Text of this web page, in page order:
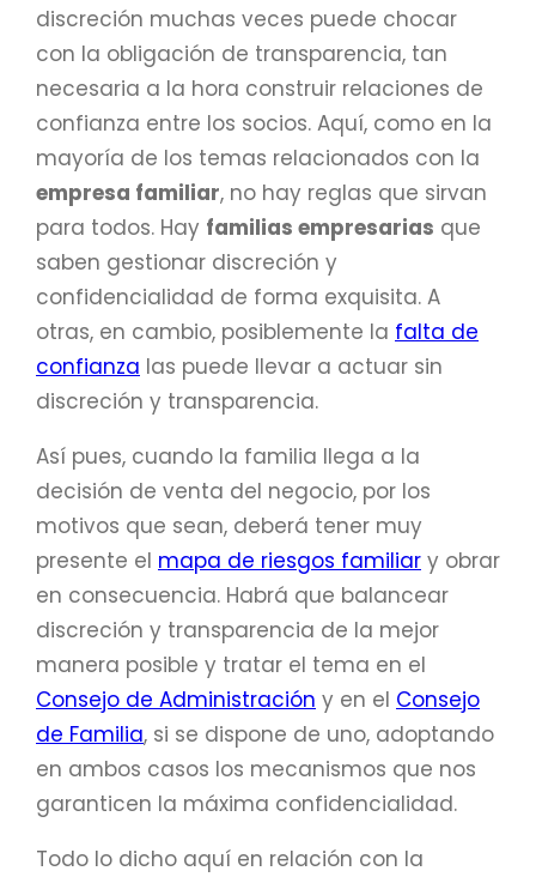
discreción muchas veces puede chocar
con la obligación de transparencia, tan
necesaria a la hora construir relaciones de
confianza entre los socios. Aquí, como en la
mayoría de los temas relacionados con la
empresa familiar, no hay reglas que sirvan
para todos. Hay familias empresarias que
saben gestionar discreción y
confidencialidad de forma exquisita. A
otras, en cambio, posiblemente la falta de
confianza las puede llevar a actuar sin
discreción y transparencia.
Así pues, cuando la familia llega a la
decisión de venta del negocio, por los
motivos que sean, deberá tener muy
presente el mapa de riesgos familiar y obrar
en consecuencia. Habrá que balancear
discreción y transparencia de la mejor
manera posible y tratar el tema en el
Consejo de Administración y en el Consejo
de Familia, si se dispone de uno, adoptando
en ambos casos los mecanismos que nos
garanticen la máxima confidencialidad.
Todo lo dicho aquí en relación con la